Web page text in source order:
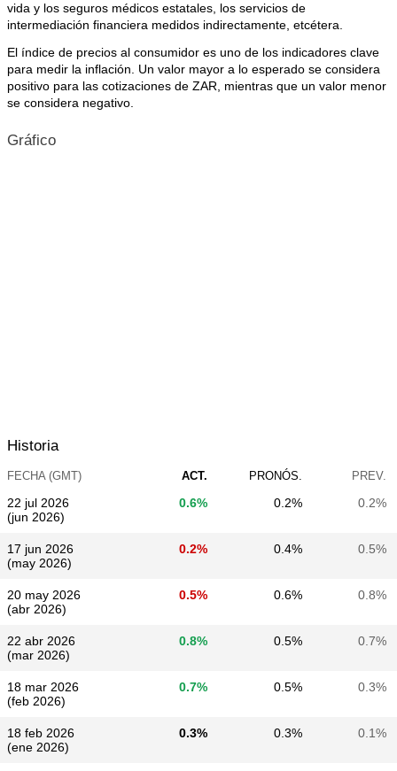
vida y los seguros médicos estatales, los servicios de
intermediación financiera medidos indirectamente, etcétera.
El índice de precios al consumidor es uno de los indicadores clave
para medir la inflación. Un valor mayor a lo esperado se considera
positivo para las cotizaciones de ZAR, mientras que un valor menor
se considera negativo.
Gráfico
Historia
FECHA (GMT) ACT. PRONÓS. PREV.
22 jul 2026
(jun 2026)
0.6% 0.2% 0.2%
17 jun 2026
(may 2026)
0.2% 0.4% 0.5%
20 may 2026
(abr 2026)
0.5% 0.6% 0.8%
22 abr 2026
(mar 2026)
0.8% 0.5% 0.7%
18 mar 2026
(feb 2026)
0.7% 0.5% 0.3%
18 feb 2026
(ene 2026)
0.3% 0.3% 0.1%